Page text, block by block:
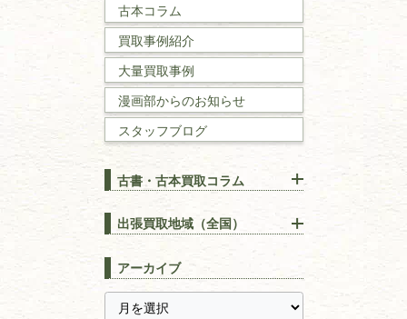
国文学・
理工書
数学書・物理学書
建築書
漢方・鍼灸・東洋医学
易学・占い
スピリチュアル・
全集・
古本コラム
買取事例紹介
大量買取事例
漫画部からのお知らせ
スタッフブログ
古書・古本買取コラム
【出張買取】古本の大量買取
りOK！効率的に売る方法
宅配買取は古本を送るだけ！
長島書店の便利な買取サービ
ス
【持ち込み買取】店頭で簡単
に古本を売るメリットとは？
出張買取地域（全国）
埼玉県
千葉県
神奈川県
静岡県
アーカイブ